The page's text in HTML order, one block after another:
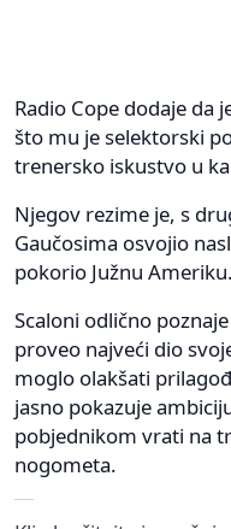
Radio Cope dodaje da
što mu je selektorski
trenersko iskustvo u
Njegov rezime je, s
Gaučosima osvojio
pokorio Južnu Ameriku.
Scaloni odlično
proveo najveći dio
moglo olakšati
jasno pokazuje
pobjednikom vrati na
nogometa.